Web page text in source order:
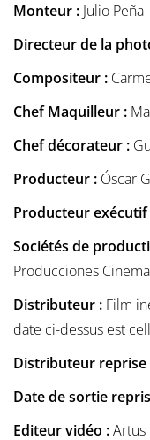
Monteur : Julio Peña
Directeur de la
Compositeur :
Chef Maquilleur :
Chef décorateur :
Producteur : Óscar
Producteur exécutif
Sociétés de
Producciones
Distributeur : Film
date ci-dessus est
Distributeur reprise
Date de sortie
Editeur vidéo :Artus